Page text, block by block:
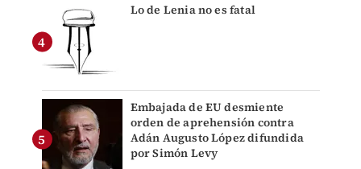
Lo de Lenia no es fatal
Embajada de EU desmiente
orden de aprehensión contra
Adán Augusto López difundida
por Simón Levy